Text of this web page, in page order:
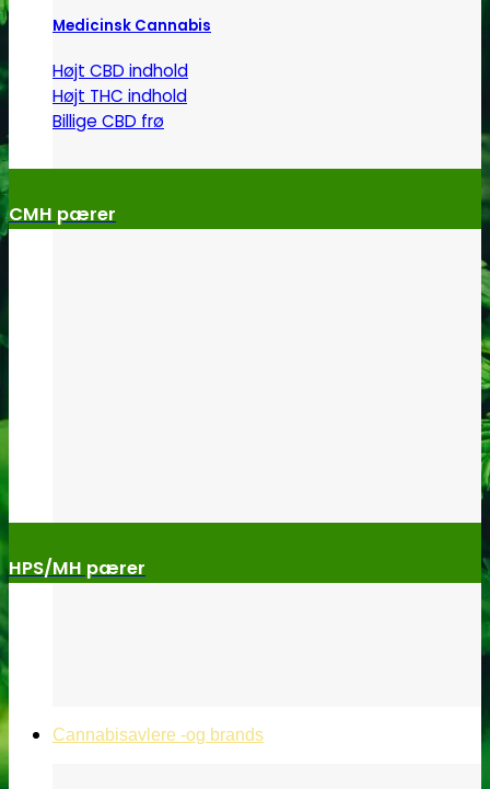
Medicinsk Cannabis
Højt CBD indhold
Højt THC indhold
Billige CBD frø
Cannabisavlere -og brands
CMH pærer
HPS/MH pærer